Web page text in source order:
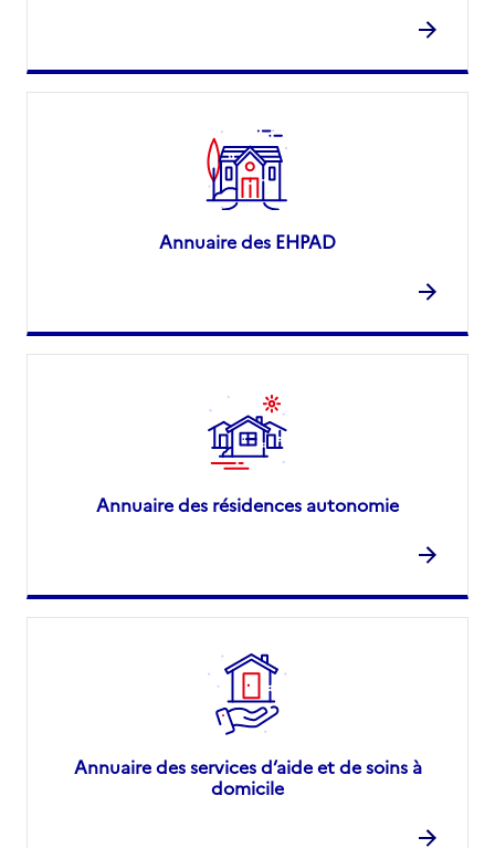
Annuaire des EHPAD
Annuaire des résidences autonomie
Annuaire des services d’aide et de soins à
domicile